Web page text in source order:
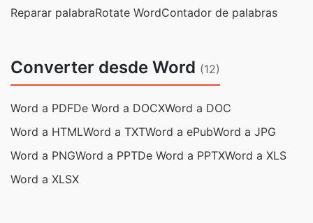
Reparar palabraRotate WordContador de palabras
Converter desde Word (12)
Word a PDFDe Word a DOCXWord a DOC
Word a HTMLWord a TXTWord a ePubWord a JPG
Word a PNGWord a PPTDe Word a PPTXWord a XLS
Word a XLSX